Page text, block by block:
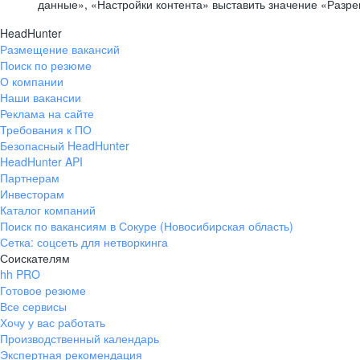
данные», «Настройки контента» выставить значение
HeadHunter
Размещение вакансий
Поиск по резюме
О компании
Наши вакансии
Реклама на сайте
Требования к ПО
Безопасный HeadHunter
HeadHunter API
Партнерам
Инвесторам
Каталог компаний
Поиск по вакансиям в Сокуре (Новосибирская область)
Сетка: соцсеть для нетворкинга
Соискателям
hh PRO
Готовое резюме
Все сервисы
Хочу у вас работать
Производственный календарь
Экспертная рекомендация